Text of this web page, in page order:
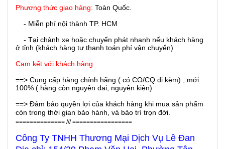
Phương thức giao hàng: Toàn Quốc.
- Miễn phí nội thành TP. HCM
- Tại chành xe hoặc chuyển phát nhanh nếu khách hàng
ở tỉnh (khách hàng tự thanh toán phí vận chuyển)
Cam kết với khách hàng:
==> Cung cấp hàng chính hãng ( có CO/CQ đi kèm) , mới
100% ( hàng còn nguyên đai, nguyên kiện)
==> Đảm bảo quyền lợi của khách hàng khi mua sản phẩm
còn trong thời gian bảo hành, và bảo trì trọn đời.
============== /// =================
Công Ty TNHH Thương Mại Dịch Vụ Lê Đan